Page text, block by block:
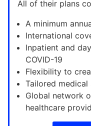
All of their plans
A minimum
International
Inpatient and
COVID-19
Flexibility to
Tailored
Global network
healthcare